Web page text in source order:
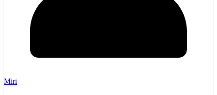
Miri